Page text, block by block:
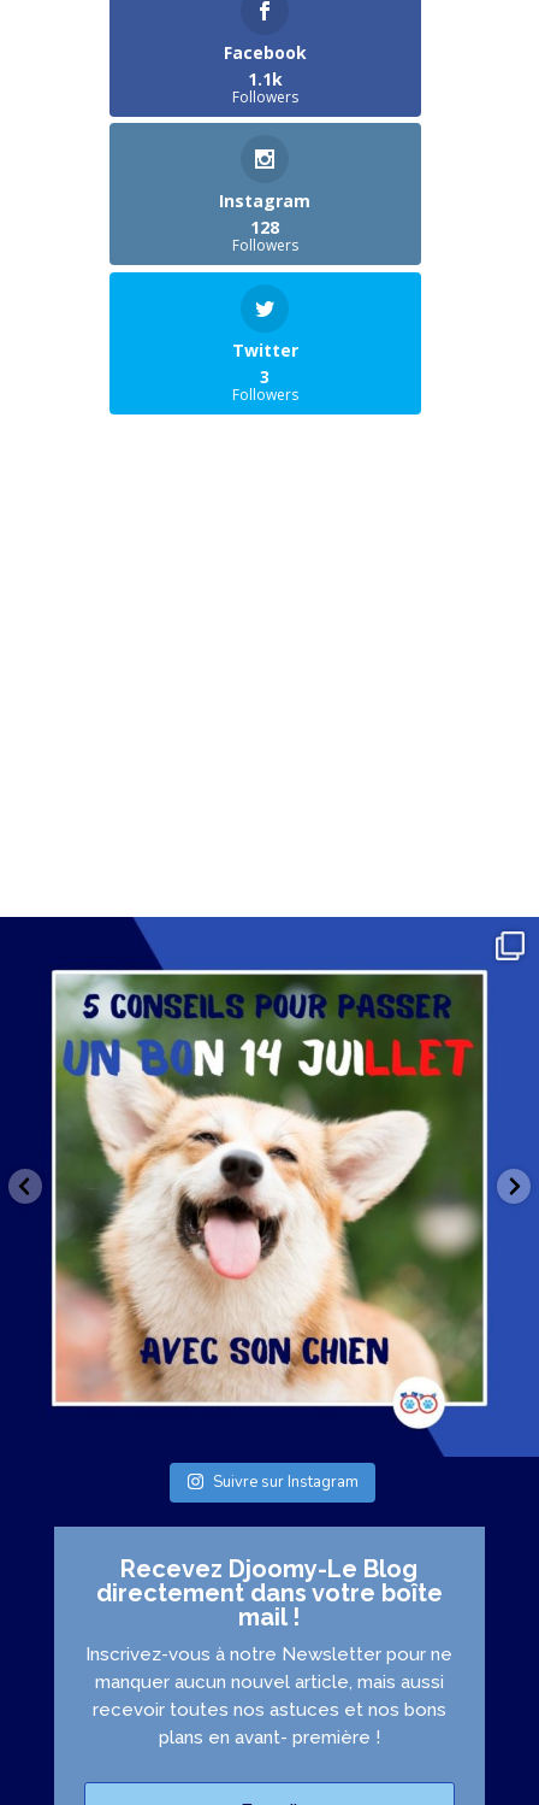
Facebook
1.1k
Followers
Instagram
128
Followers
Twitter
3
Followers
Suivre sur Instagram
Recevez Djoomy-Le Blog
directement dans votre boîte
mail !
Inscrivez-vous à notre Newsletter pour ne
manquer aucun nouvel article, mais aussi
recevoir toutes nos astuces et nos bons
plans en avant- première !